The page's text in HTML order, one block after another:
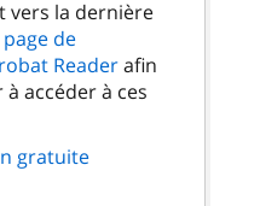
vers la dernière
page de
Readerafin
accéder à ces
gratuite